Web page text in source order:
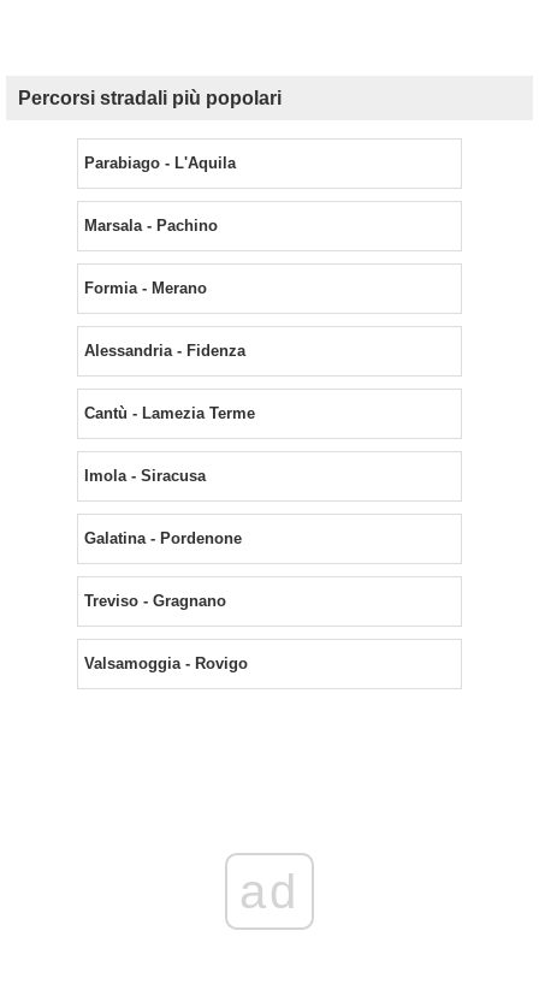
Percorsi stradali più popolari
Parabiago - L'Aquila
Marsala - Pachino
Formia - Merano
Alessandria - Fidenza
Cantù - Lamezia Terme
Imola - Siracusa
Galatina - Pordenone
Treviso - Gragnano
Valsamoggia - Rovigo
ad